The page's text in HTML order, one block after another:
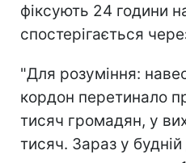
фіксують 24 години
спостерігається
"Для розуміння:
кордон перетинало
тисяч громадян, у
тисяч. Зараз у